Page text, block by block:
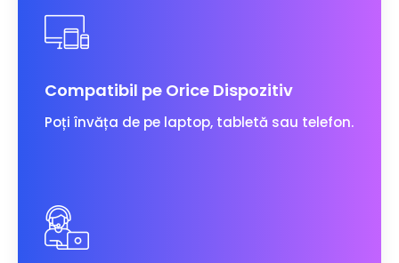
Compatibil pe Orice Dispozitiv
Poți învăța de pe laptop, tabletă sau telefon.